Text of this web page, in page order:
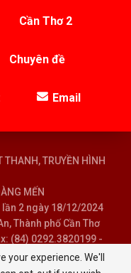
Cần Thơ 2
Chuyên đề
Email
TRUYỀN HÌNH
MẾN
lần 2 ngày 18/12/2024
Thành phố Cần Thơ
(84) 0292.3820199 -
your experience. We'll